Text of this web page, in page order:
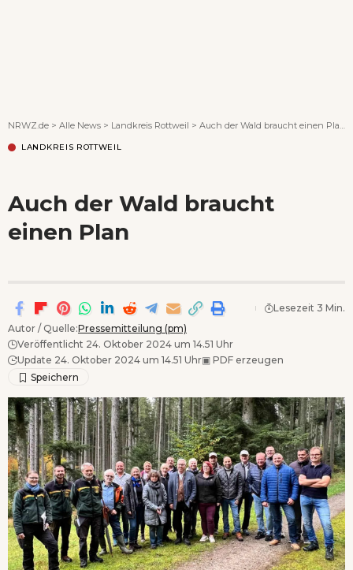
NRWZ.de > Alle News > Landkreis Rottweil > Auch der Wald braucht einen Plan
LANDKREIS ROTTWEIL
Auch der Wald braucht
einen Plan
Autor / Quelle:Pressemitteilung (pm)
Veröffentlicht 24. Oktober 2024 um 14.51 Uhr
Update 24. Oktober 2024 um 14.51 Uhr▣ PDF erzeugen
Lesezeit 3 Min.